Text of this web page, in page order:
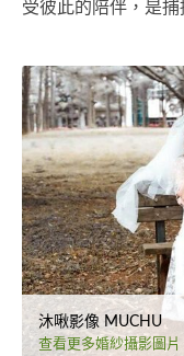
受彼此的陪伴，是捕
沐啾影像 MUCHU
查看更多婚紗攝影圖片